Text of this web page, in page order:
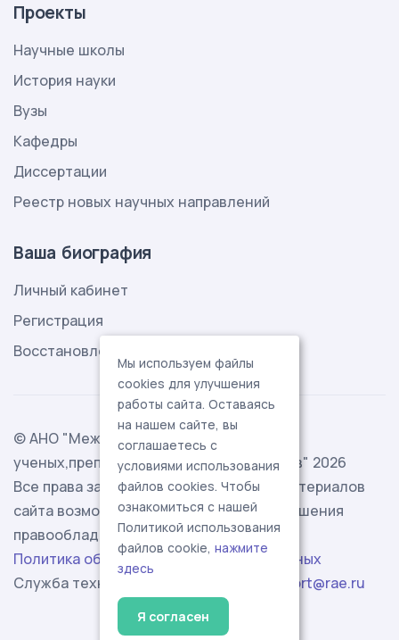
Проекты
Научные школы
История науки
Вузы
Кафедры
Диссертации
Реестр новых научных направлений
Ваша биография
Личный кабинет
Регистрация
Восстановление пароля
© АНО "Международная ассоциация
ученых,преподавателей и специалистов" 2026
Все права защищены. Использование материалов
сайта возможно исключительно с разрешения
правообладателя.
Политика обработки персональных данных
Служба технической поддержки -
support@rae.ru
Мы используем файлы
cookies для улучшения
работы сайта. Оставаясь
на нашем сайте, вы
соглашаетесь с
условиями использования
файлов cookies. Чтобы
ознакомиться с нашей
Политикой использования
файлов cookie, нажмите
здесь
Я согласен